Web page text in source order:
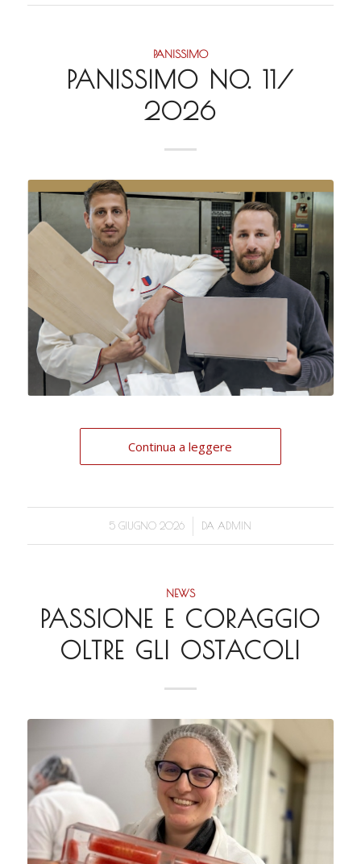
PANISSIMO
PANISSIMO NO. 11/
2026
Continua a leggere
5 GIUGNO 2026
/ DA ADMIN
NEWS
PASSIONE E CORAGGIO
OLTRE GLI OSTACOLI